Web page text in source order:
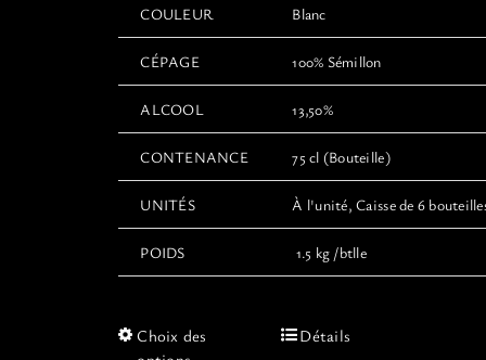
COULEUR Blanc
CÉPAGE 100% Sémillon
ALCOOL 13,50%
CONTENANCE 75 cl (Bouteille)
UNITÉS À l'unité, Caisse de 6
POIDS 1.5 kg /btlle
Choix des
CeDétails